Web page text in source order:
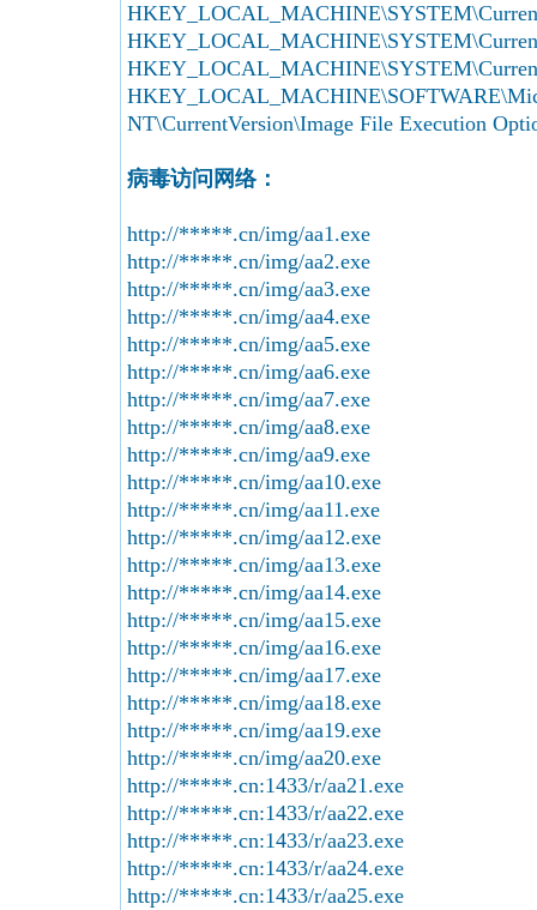
NT\CurrentVersion\Image File Execution
病毒访问网络：
http://*****.cn/img/aa1.exe
http://*****.cn/img/aa2.exe
http://*****.cn/img/aa3.exe
http://*****.cn/img/aa4.exe
http://*****.cn/img/aa5.exe
http://*****.cn/img/aa6.exe
http://*****.cn/img/aa7.exe
http://*****.cn/img/aa8.exe
http://*****.cn/img/aa9.exe
http://*****.cn/img/aa10.exe
http://*****.cn/img/aa11.exe
http://*****.cn/img/aa12.exe
http://*****.cn/img/aa13.exe
http://*****.cn/img/aa14.exe
http://*****.cn/img/aa15.exe
http://*****.cn/img/aa16.exe
http://*****.cn/img/aa17.exe
http://*****.cn/img/aa18.exe
http://*****.cn/img/aa19.exe
http://*****.cn/img/aa20.exe
http://*****.cn:1433/r/aa21.exe
http://*****.cn:1433/r/aa22.exe
http://*****.cn:1433/r/aa23.exe
http://*****.cn:1433/r/aa24.exe
http://*****.cn:1433/r/aa25.exe